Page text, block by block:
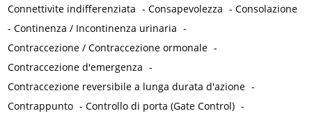
Connettivite indifferenziata -Consapevolezza -Consolazione
-Continenza / Incontinenza urinaria -
Contraccezione / Contraccezione ormonale -
Contraccezione d'emergenza -
Contraccezione reversibile a lunga durata d'azione -
Contrappunto -Controllo di porta (Gate Control) -